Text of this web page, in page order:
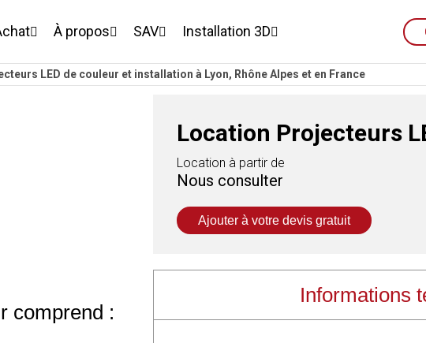
À propos SAV Installation 3D
LED de couleur et installation à Lyon, Rhône Alpes et en France
Location Projecteurs
Location à partir de
Nous consulter
Ajouter à votre devis gratuit
comprend :
Informations